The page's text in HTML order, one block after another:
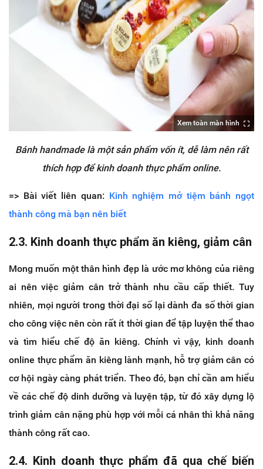
Xem toàn màn hình
Bánh handmade là một sản phẩm vốn ít, dễ làm nên rất
thích hợp để kinh doanh thực phẩm online.
=> Bài viết liên quan: Kinh nghiệm mở tiệm bánh ngọt
thành công mà bạn nên biết
2.3. Kinh doanh thực phẩm ăn kiêng, giảm cân
Mong muốn một thân hình đẹp là ước mơ không của riêng
ai nên việc giảm cân trở thành nhu cầu cấp thiết. Tuy
nhiên, mọi người trong thời đại số lại dành đa số thời gian
cho công việc nên còn rất ít thời gian để tập luyện thể thao
và tìm hiểu chế độ ăn kiêng. Chính vì vậy, kinh doanh
online thực phẩm ăn kiêng lành mạnh, hỗ trợ giảm cân có
cơ hội ngày càng phát triển. Theo đó, bạn chỉ cần am hiểu
về các chế độ dinh dưỡng và luyện tập, từ đó xây dựng lộ
trình giảm cân nặng phù hợp với mỗi cá nhân thì khả năng
thành công rất cao.
2.4. Kinh doanh thực phẩm đã qua chế biến